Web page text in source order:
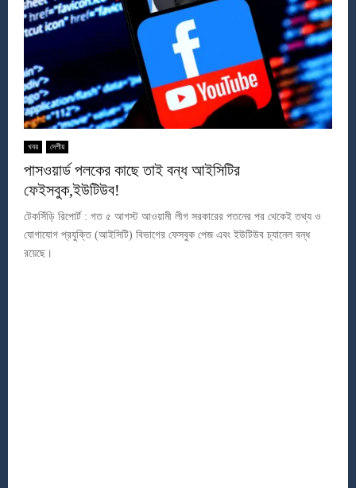
খবর দেশীয়
পাসওয়ার্ড পলকের কাছে তাই বন্ধ আইসিটির
ফেইসবুক,ইউটিউব!
টেকসিঁড়ি রিপোর্ট : গত ৫ আগস্ট আওয়ামী লীগ সরকারের পতনের পর থেকেই তথ্য ও
যোগাযোগ প্রযুক্তি (আইসিটি) বিভাগের ফেসবুক পেজ এবং ইউটিউব চ্যানেল বন্ধ
রয়েছে।